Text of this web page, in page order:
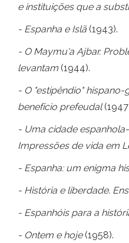
e instituições que a
- Espanha e Islã (1943).
- O Maymu'a Ajbar.
levantam (1944).
- O "estipêndio"
benefício prefeudal
- Uma cidade
Impressões de vida em
- Espanha: um enigma
- História e liberdade.
- Espanhóis para a
- Ontem e hoje (1958).